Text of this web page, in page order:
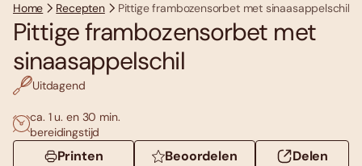
Home Recepten Pittige frambozensorbet met sinaasappelschil
Pittige frambozensorbet met
sinaasappelschil
Uitdagend
ca. 1 u. en 30 min.
bereidingstijd
Printen Beoordelen Delen